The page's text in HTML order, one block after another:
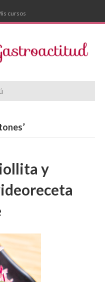
cursos
y